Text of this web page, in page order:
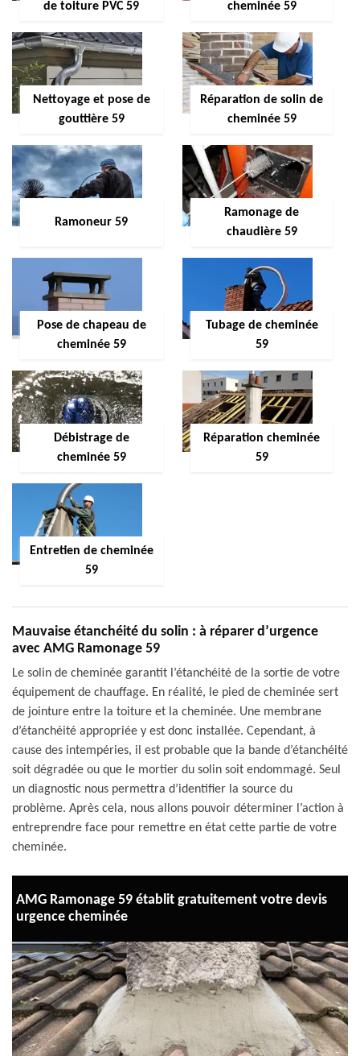
de toiture PVC 59
cheminée 59
Nettoyage et pose de
gouttière 59
Réparation de solin de
cheminée 59
Ramoneur 59
Ramonage de
chaudière 59
Pose de chapeau de
cheminée 59
Tubage de cheminée
59
Débistrage de
cheminée 59
Réparation cheminée
59
Entretien de cheminée
59
Mauvaise étanchéité du solin : à réparer d’urgence
avec AMG Ramonage 59
Le solin de cheminée garantit l’étanchéité de la sortie de votre
équipement de chauffage. En réalité, le pied de cheminée sert
de jointure entre la toiture et la cheminée. Une membrane
d’étanchéité appropriée y est donc installée. Cependant, à
cause des intempéries, il est probable que la bande d’étanchéité
soit dégradée ou que le mortier du solin soit endommagé. Seul
un diagnostic nous permettra d’identifier la source du
problème. Après cela, nous allons pouvoir déterminer l’action à
entreprendre face pour remettre en état cette partie de votre
cheminée.
AMG Ramonage 59 établit gratuitement votre devis
urgence cheminée